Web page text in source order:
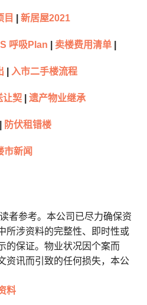
目 新居屋2021
呼吸Plan 卖楼费用清单|
入市二手楼流程
让契 遗产物业继承
防伏租错楼
市新闻
者参考。本公司已尽力确保资
所涉资料的完整性、即时性或
的保证。物业状况因个案而
资讯而引致的任何损失，本公
料